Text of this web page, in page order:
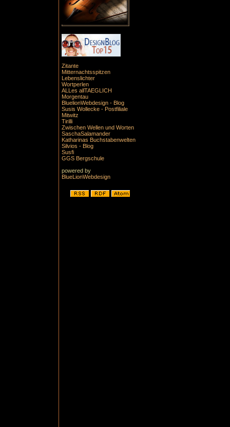
Zitante
Mitternachtsspitzen
Lebenslichter
Wortperlen
ALLes allTAEGLICH
Morgentau
BluelionWebdesign - Blog
Susis Wollecke - Postfiliale
Mitwitz
Tirilli
Zwischen Wellen und Worten
SaschaSalamander
Katharinas Buchstabenwelten
Silvios - Blog
Susfi
GGS Bergschule
powered by
BlueLionWebdesign